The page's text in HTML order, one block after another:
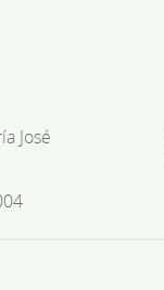
José